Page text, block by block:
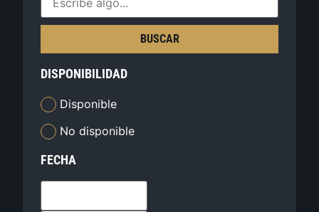
BUSCAR
DISPONIBILIDAD
Disponible
No disponible
FECHA